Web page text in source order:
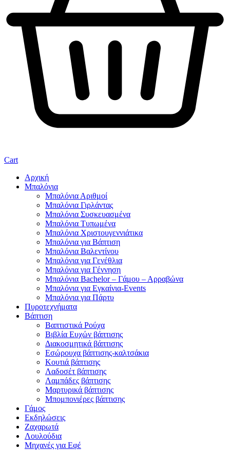
Cart
Αρχική
Μπαλόνια
Μπαλόνια Αριθμοί
Μπαλόνια Γιρλάντας
Μπαλόνια Συσκευασμένα
Μπαλόνια Τυπωμένα
Μπαλόνια Χριστουγεννιάτικα
Μπαλόνια για Βάπτιση
Μπαλόνια Βαλεντίνου
Μπαλόνια για Γενέθλια
Μπαλόνια για Γέννηση
Μπαλόνια Bachelor – Γάμου – Αρραβώνα
Μπαλόνια για Εγκαίνια-Events
Μπαλόνια για Πάρτυ
Πυροτεχνήματα
Βάπτιση
Βαπτιστικά Ρούχα
Βιβλία Ευχών βάπτισης
Διακοσμητικά βάπτισης
Εσώρουχα βάπτισης-καλτσάκια
Κουτιά βάπτισης
Λαδοσέτ βάπτισης
Λαμπάδες βάπτισης
Μαρτυρικά βάπτισης
Μπομπονιέρες βάπτισης
Γάμος
Εκδηλώσεις
Ζαχαρωτά
Λουλούδια
Μηχανές για Εφέ